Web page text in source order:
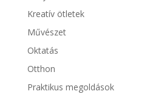
Kreatív ötletek
Művészet
Oktatás
Otthon
Praktikus megoldások